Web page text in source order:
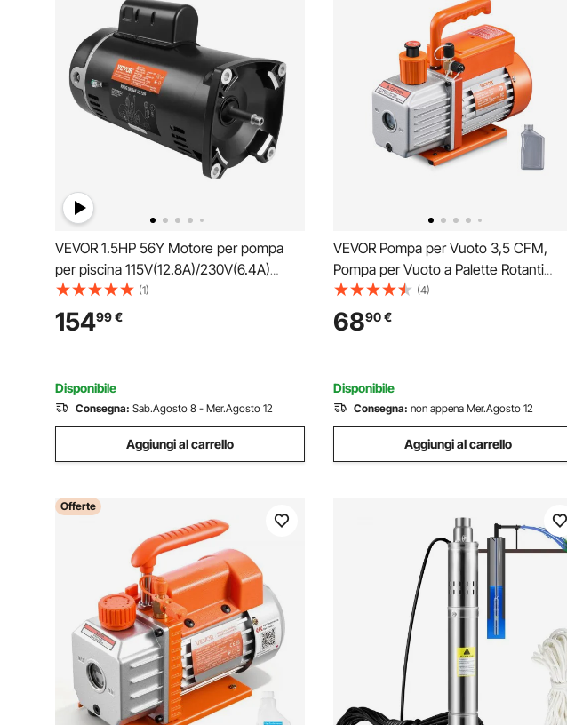
VEVOR 1.5HP 56Y Motore per pompa
per piscina 115V(12.8A)/230V(6.4A)
3450RPM Fattore di lavoro 1.1
Condensatore 90μF/250V Flangia
quadrata Motore sostitutivo rotante in
(1)
15499€
Disponibile
Consegna: Sab.Agosto 8 - Mer.Agosto 12
Aggiungi al carrello
VEVOR Pompa per Vuoto 3,5 CFM,
Pompa per Vuoto a Palette Rotanti
Monostadio HVAC per Sistemi Kit
Pompa per Vuoto AC per Auto con
Contenitore per Olio per Manutenzione
(4)
6890€
Disponibile
Consegna: non appena Mer.Agosto 12
Aggiungi al carrello
Offerte